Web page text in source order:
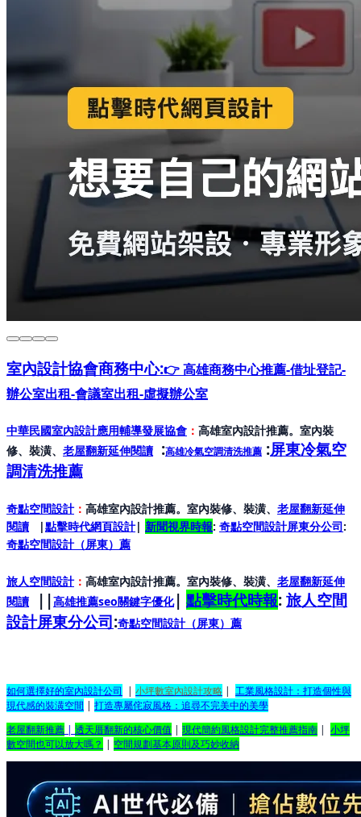
室內設計協會商務中心:👉 高雄商務中心推薦-借址登記-
辦公室出租-會議室出租-虛擬辦公室
中華民國室內設計應用輔導發展協會 ： 高雄室內設計推薦。室內裝
修、裝潢、 老屋翻新延伸閱讀 :高雄冷氣空調清洗推薦 :屏東冷氣空
調清洗推薦
奇點空間設計： 高雄室內設計推薦。室內裝修、裝潢、 老屋翻新延伸
閱讀 |點擊時代網頁設計| 新聞視界時報: 奇點空間設計屏東分公司:
奇點空間設計（屏東） 薦
旅人空間設計： 高雄室內設計推薦。室內裝修、裝潢、 老屋翻新延伸
閱讀
||高雄推薦seo關鍵字優化| 點擊時代時報: 旅人空間
設計屏東分公司:奇點空間設計（屏東） 薦
如何選擇好的室內設計公司 | 小坪數室內設計攻略 | 工業風格設計：打造個性與
現代感的裝潢空間 | 打造專屬侘寂風格：追尋不完美中的美學
老屋翻新推薦 | 透天厝翻新的核心價值 | 現代簡約風格設計完整推薦指南 | 小坪
數空間也可以放大嗎？ | 空間規劃基本原則及巧妙收納